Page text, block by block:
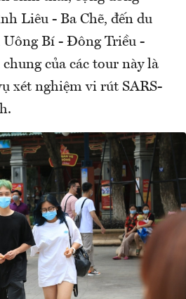
Liêu - Ba Chẽ, đến du
Bí - Đông Triều -
của các tour này là
xét nghiệm vi rút SARS-